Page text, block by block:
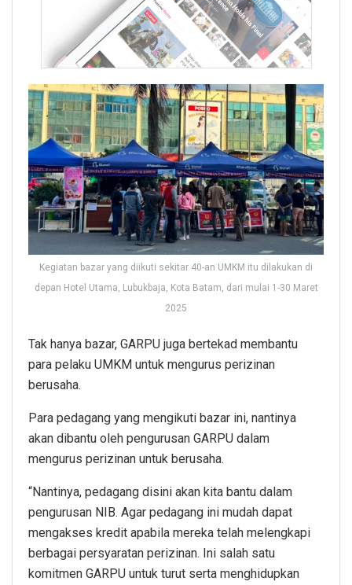
Kegiatan bazar yang diikuti sekitar 40-an UMKM itu dilakukan di
depan Hotel Utama, Lubukbaja, Kota Batam, dari mulai 1-30 Maret
2025
Tak hanya bazar, GARPU juga bertekad membantu
para pelaku UMKM untuk mengurus perizinan
berusaha.
Para pedagang yang mengikuti bazar ini, nantinya
akan dibantu oleh pengurusan GARPU dalam
mengurus perizinan untuk berusaha.
“Nantinya, pedagang disini akan kita bantu dalam
pengurusan NIB. Agar pedagang ini mudah dapat
mengakses kredit apabila mereka telah melengkapi
berbagai persyaratan perizinan. Ini salah satu
komitmen GARPU untuk turut serta menghidupkan